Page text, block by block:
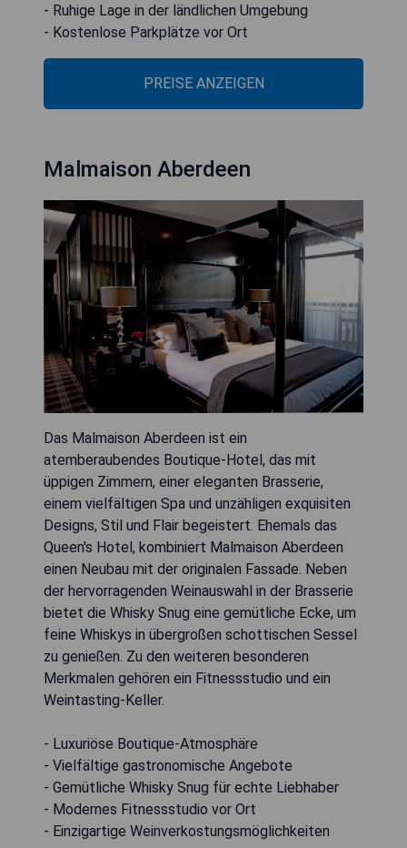
- Ruhige Lage in der ländlichen Umgebung
- Kostenlose Parkplätze vor Ort
PREISE ANZEIGEN
Malmaison Aberdeen
Das Malmaison Aberdeen ist ein
atemberaubendes Boutique-Hotel, das mit
üppigen Zimmern, einer eleganten Brasserie,
einem vielfältigen Spa und unzähligen exquisiten
Designs, Stil und Flair begeistert. Ehemals das
Queen's Hotel, kombiniert Malmaison Aberdeen
einen Neubau mit der originalen Fassade. Neben
der hervorragenden Weinauswahl in der Brasserie
bietet die Whisky Snug eine gemütliche Ecke, um
feine Whiskys in übergroßen schottischen Sessel
zu genießen. Zu den weiteren besonderen
Merkmalen gehören ein Fitnessstudio und ein
Weintasting-Keller.
- Luxuriöse Boutique-Atmosphäre
- Vielfältige gastronomische Angebote
- Gemütliche Whisky Snug für echte Liebhaber
- Modernes Fitnessstudio vor Ort
- Einzigartige Weinverkostungsmöglichkeiten